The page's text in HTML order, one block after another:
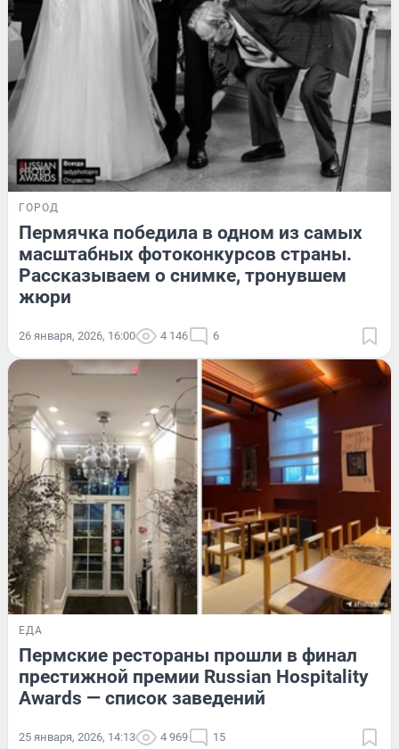
ГОРОД
Пермячка победила в одном из самых
масштабных фотоконкурсов страны.
Рассказываем о снимке, тронувшем
жюри
26 января, 2026, 16:00 4 146 6
ЕДА
Пермские рестораны прошли в финал
престижной премии Russian Hospitality
Awards — список заведений
25 января, 2026, 14:13 4 969 15